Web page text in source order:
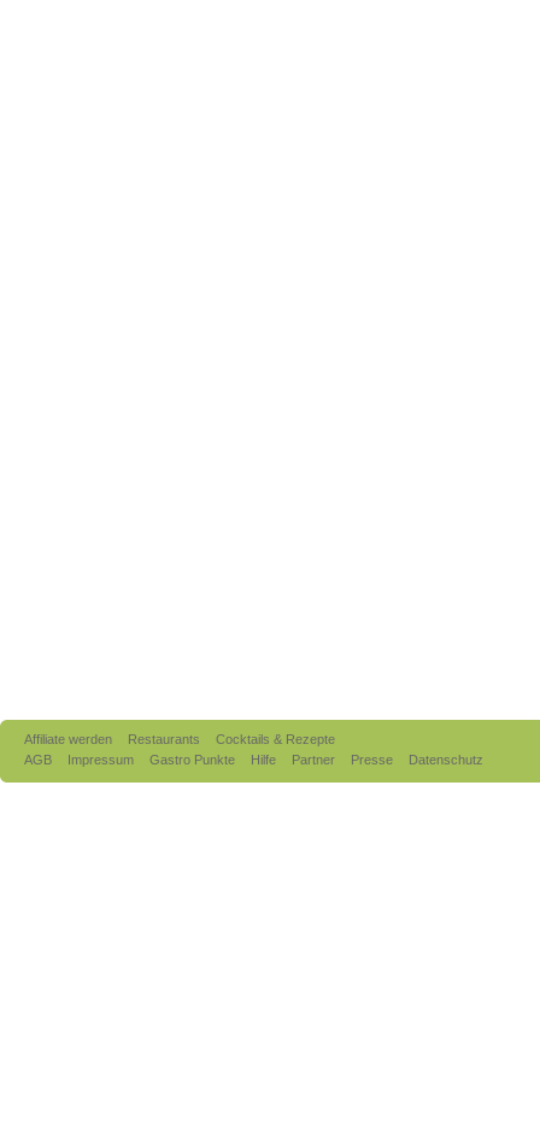
Affiliate werden Restaurants
Cocktails & Rezepte
AGB
Impressum Gastro Punkte Hilfe Partner Presse Datenschutz